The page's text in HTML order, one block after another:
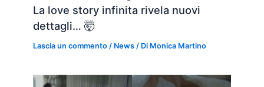
La love story infinita rivela nuovi
dettagli… 🤯
Lascia un commento / News / Di Monica Martino